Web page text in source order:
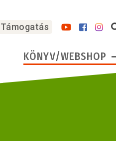
Támogatás
KÖNYV/WEBSHOP